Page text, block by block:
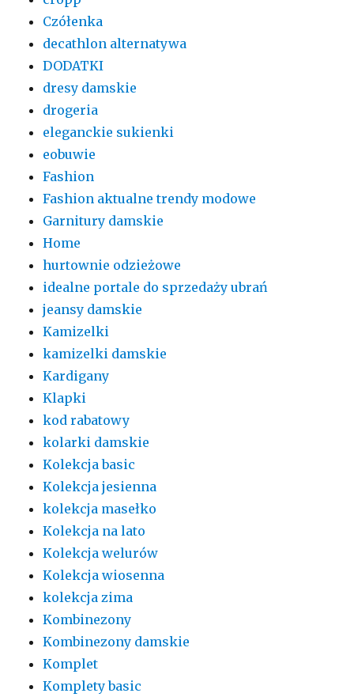
Czółenka
decathlon alternatywa
DODATKI
dresy damskie
drogeria
eleganckie sukienki
eobuwie
Fashion
Fashion aktualne trendy modowe
Garnitury damskie
Home
hurtownie odzieżowe
idealne portale do sprzedaży ubrań
jeansy damskie
Kamizelki
kamizelki damskie
Kardigany
Klapki
kod rabatowy
kolarki damskie
Kolekcja basic
Kolekcja jesienna
kolekcja masełko
Kolekcja na lato
Kolekcja welurów
Kolekcja wiosenna
kolekcja zima
Kombinezony
Kombinezony damskie
Komplet
Komplety basic